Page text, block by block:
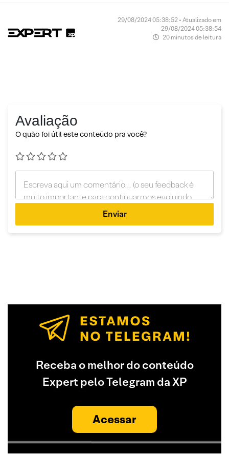
29/08/2024 05:38:52 • Atualizado em
29/08/2024 05:38:54
20 minutos de leitura
Avaliação
O quão foi útil este conteúdo pra você?
Enviar
Receba o melhor do conteúdo
Expert pelo Telegram da XP
Acessar